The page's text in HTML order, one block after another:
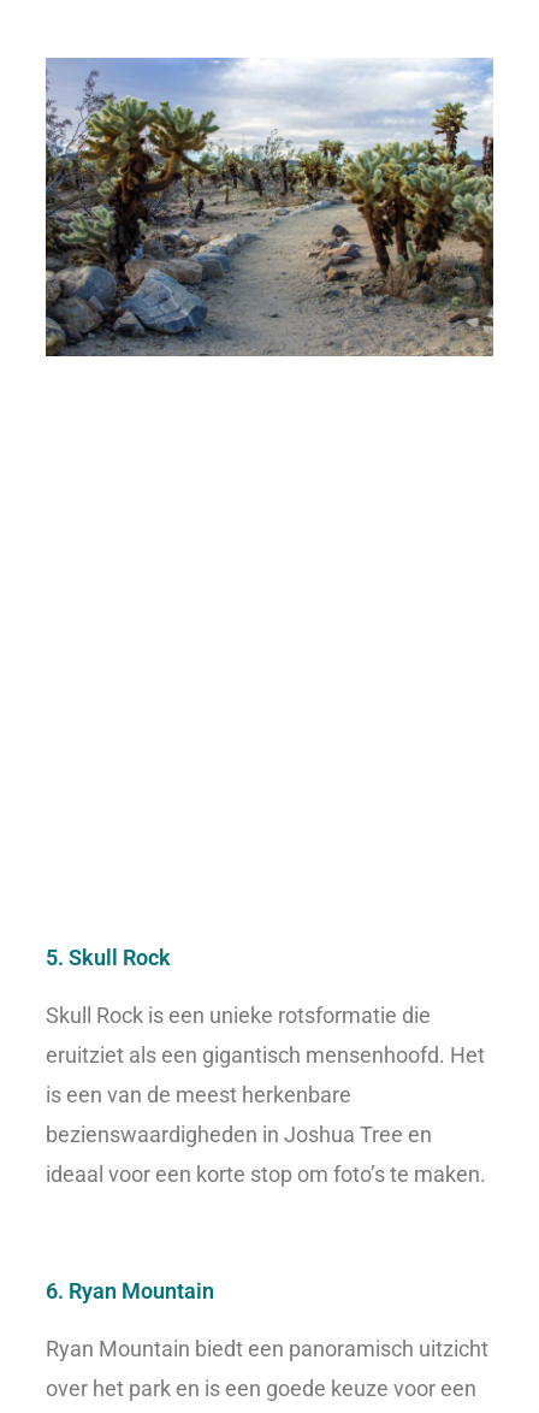
5. Skull Rock
Skull Rock is een unieke rotsformatie die
eruitziet als een gigantisch mensenhoofd. Het
is een van de meest herkenbare
bezienswaardigheden in Joshua Tree en
ideaal voor een korte stop om foto’s te maken.
6. Ryan Mountain
Ryan Mountain biedt een panoramisch uitzicht
over het park en is een goede keuze voor een